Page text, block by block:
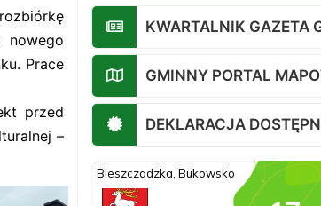
nowego
Prace
przed
–
KWARTALNIK GAZETA
GMINNY PORTAL
DEKLARACJA